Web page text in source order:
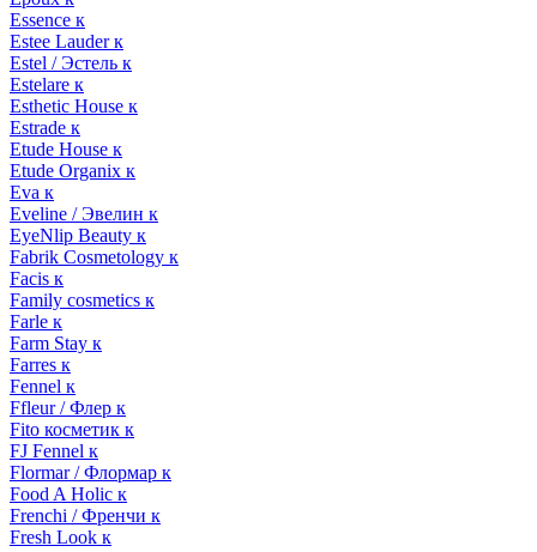
Essence к
Estee Lauder к
Estel / Эстель к
Estelare к
Esthetic House к
Estrade к
Etude House к
Etude Organix к
Eva к
Eveline / Эвелин к
EyeNlip Beauty к
Fabrik Cosmetology к
Facis к
Family cosmetics к
Farle к
Farm Stay к
Farres к
Fennel к
Ffleur / Флер к
Fito косметик к
FJ Fennel к
Flormar / Флормар к
Food A Holic к
Frenchi / Френчи к
Fresh Look к